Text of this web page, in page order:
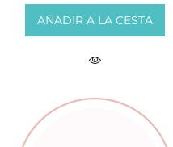
AÑADIR A LA CESTA